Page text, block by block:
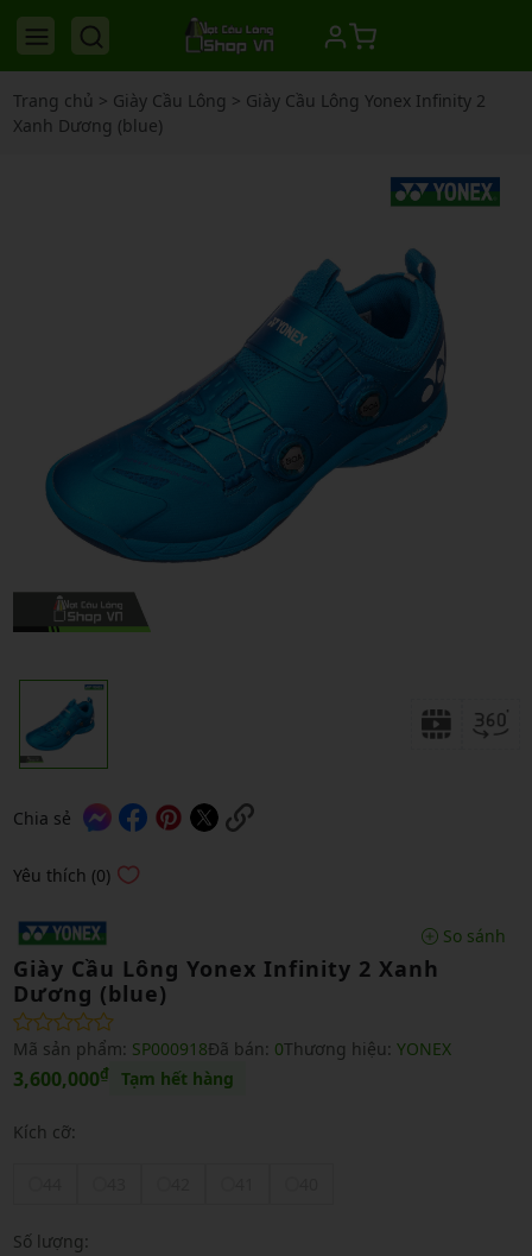
Trang chủ > Giày Cầu Lông > Giày Cầu Lông Yonex Infinity 2
Xanh Dương (blue)
Chia sẻ
Yêu thích (0)
So sánh
Giày Cầu Lông Yonex Infinity 2 Xanh
Dương (blue)
Mã sản phẩm: SP000918Đã bán: 0Thương hiệu: YONEX
3,600,000₫ Tạm hết hàng
Kích cỡ:
Số lượng: